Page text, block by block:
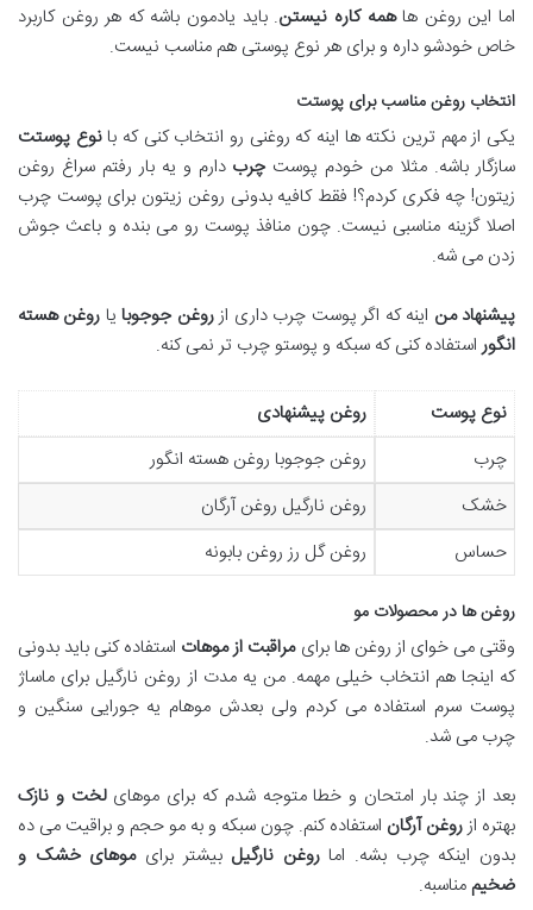
اما این روغن هاهمه کاره نیستن. باید یادمون باشه که هر روغن کاربرد
خاص خودشو داره و برای هر نوع پوستی هم مناسب نیست.
انتخاب روغن مناسب برای پوستت
یکی از مهم ترین نکته ها اینه که روغنی رو انتخاب کنی که بانوع پوستت
سازگار باشه. مثلا من خودم پوستچرب دارم و یه بار رفتم سراغ روغن
زیتون! چه فکری کردم؟! فقط کافیه بدونی روغن زیتون برای پوست چرب
اصلا گزینه مناسبی نیست. چون منافذ پوست رو می بنده و باعث جوش
زدن می شه.
پیشنهاد من اینه که اگر پوست چرب داری ازروغن جوجوبایا روغن هسته
انگور استفاده کنی که سبکه و پوستو چرب تر نمی کنه.
نوع پوست
روغن پیشنهادی
چرب
روغن جوجوبا روغن هسته انگور
خشک
روغن نارگیل روغن آرگان
حساس
روغن گل رز روغن بابونه
روغن ها در محصولات مو
وقتی می خوای از روغن ها برایمراقبت از موهات استفاده کنی باید بدونی
که اینجا هم انتخاب خیلی مهمه. من یه مدت از روغن نارگیل برای ماساژ
پوست سرم استفاده می کردم ولی بعدش موهام یه جورایی سنگین و
چرب می شد.
بعد از چند بار امتحان و خطا متوجه شدم که برای موهایلخت و نازک
بهتره ازروغن آرگان استفاده کنم. چون سبکه و به مو حجم و براقیت می ده
بدون اینکه چرب بشه. اماروغن نارگیل بیشتر برایموهای خشک و
ضخیم مناسبه.